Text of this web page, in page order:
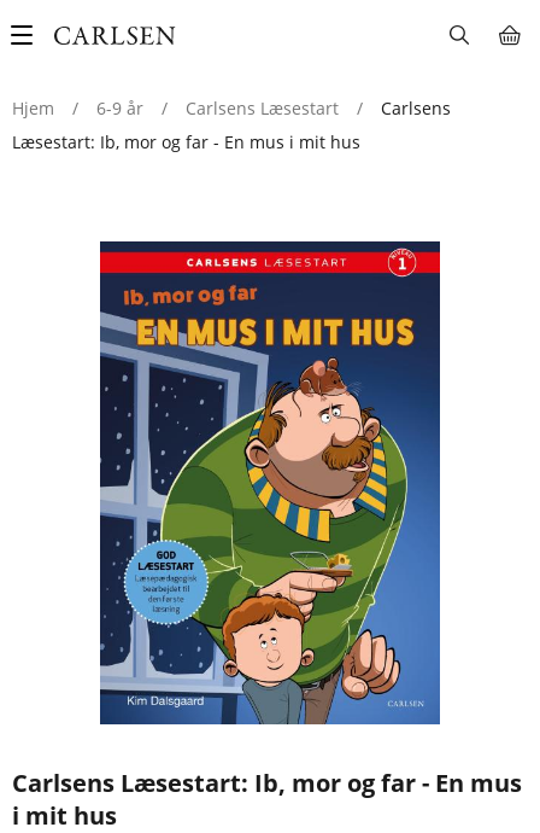
Main
Hjem
/ 6-9 år / Carlsens Læsestart /
Carlsens
Læsestart: Ib, mor og far - En mus i mit hus
Carlsens Læsestart: Ib, mor og far - En mus
i mit hus